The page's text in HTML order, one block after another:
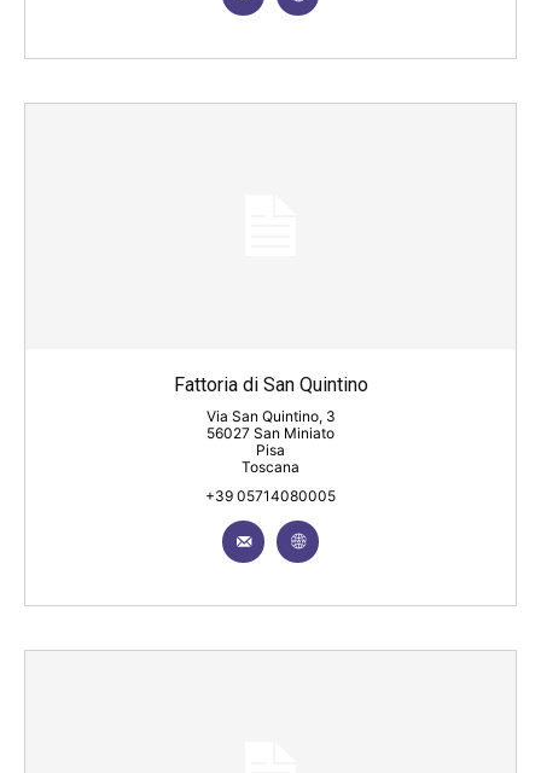
Fattoria di San Quintino
Via San Quintino, 3
56027 San Miniato
Pisa
Toscana
+39 05714080005